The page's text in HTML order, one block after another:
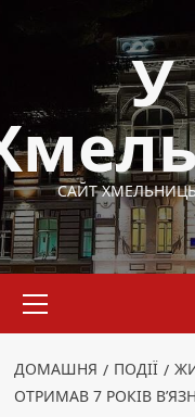
У
САЙТ
меню
ДОМАШНЯ ПОДІЇ
ОТРИМАВ 7 РОКІВ